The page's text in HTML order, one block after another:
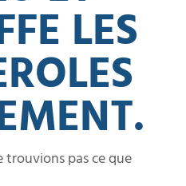
LES
trouvions pas ce que